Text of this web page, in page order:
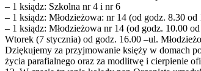
– 1 ksiądz: Szkolna nr 4 i nr 6
– 1 ksiądz: Młodzieżowa: nr 14 (od godz. 8.30
– 1 ksiądz: Młodzieżowa nr 14 (od godz. 10.00
Wtorek (7 stycznia) od godz. 16.00 –ul.
Dziękujemy za przyjmowanie księży w domach
życia parafialnego oraz za modlitwę i cierpienie